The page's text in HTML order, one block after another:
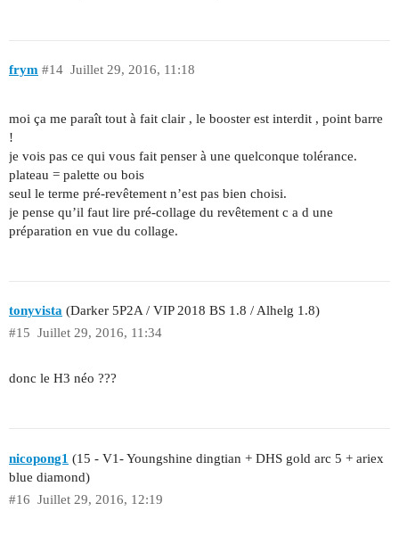
frym Juillet 29, 2016, 11:18
#14
moi ça me paraît tout à fait clair , le booster est interdit , point barre
!
je vois pas ce qui vous fait penser à une quelconque tolérance.
plateau = palette ou bois
seul le terme pré-revêtement n’est pas bien choisi.
je pense qu’il faut lire pré-collage du revêtement c a d une
préparation en vue du collage.
tonyvista (Darker 5P2A / VIP 2018 BS 1.8 / Alhelg 1.8)
Juillet 29, 2016, 11:34
#15
donc le H3 néo ???
nicopong1 (15 - V1- Youngshine dingtian + DHS gold arc 5 + ariex
blue diamond)
Juillet 29, 2016, 12:19
#16